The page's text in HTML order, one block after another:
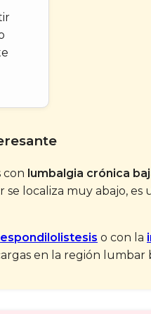
con lumbalgia crónica
localiza muy abajo,
espondilolistesis o con la
en la región lumbar